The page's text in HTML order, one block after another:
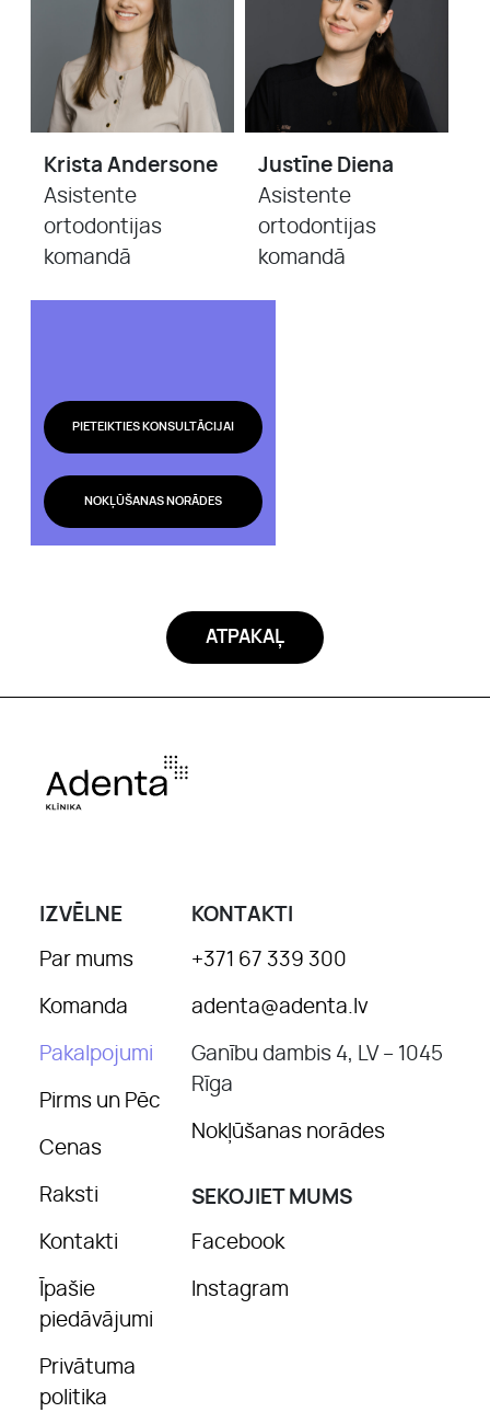
Krista Andersone
Asistente
ortodontijas
komandā
Justīne Diena
Asistente
ortodontijas
komandā
PIETEIKTIES KONSULTĀCIJAI
NOKĻŪŠANAS NORĀDES
ATPAKAĻ
IZVĒLNE
Par mums
Komanda
Pakalpojumi
Pirms un Pēc
Cenas
Raksti
Kontakti
Īpašie
piedāvājumi
Privātuma
politika
KONTAKTI
+371 67 339 300
adenta@adenta.lv
Ganību dambis 4, LV – 1045
Rīga
Nokļūšanas norādes
SEKOJIET MUMS
Facebook
Instagram